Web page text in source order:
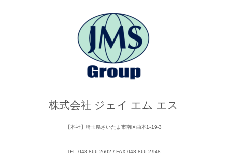
株式会社 ジェイ エム エス
【本社】埼玉県さいたま市南区曲本1-19-3
TEL 048-866-2602 / FAX 048-866-2948